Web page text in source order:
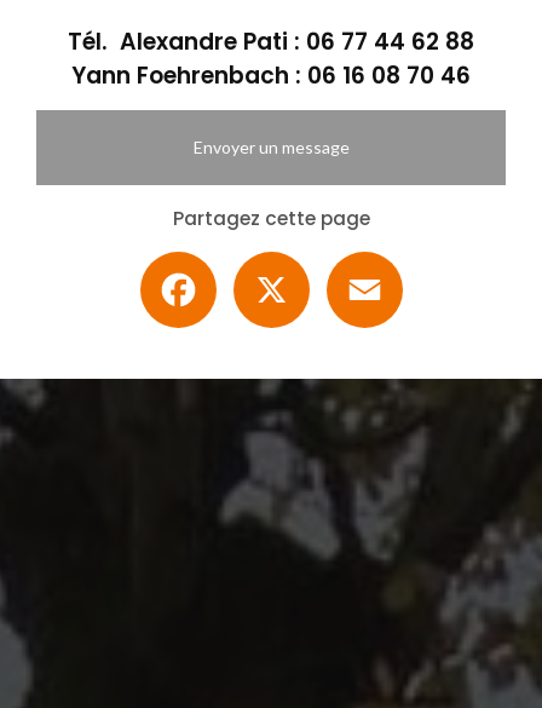
Tél. Alexandre Pati : 06 77 44 62 88
Yann Foehrenbach : 06 16 08 70 46
Envoyer un message
Partagez cette page
Facebook